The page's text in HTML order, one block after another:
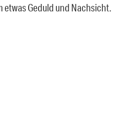
etwas Geduld und Nachsicht.